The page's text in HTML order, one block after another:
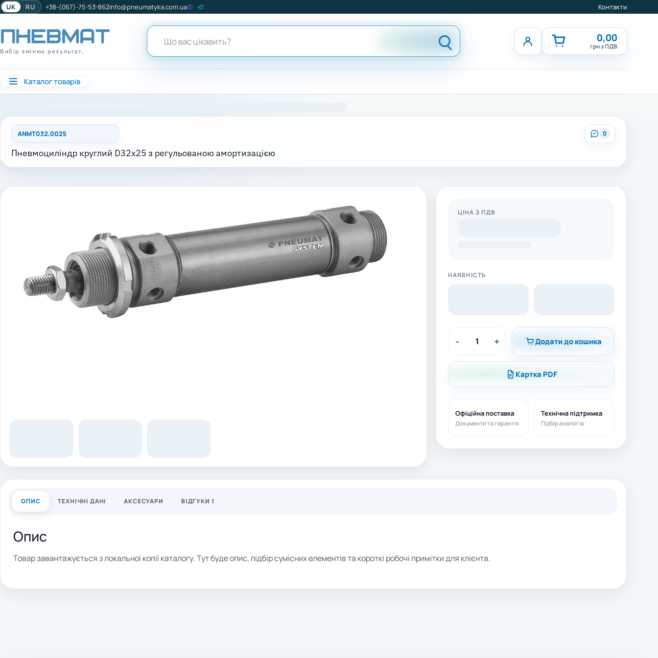
UK RU +38-(067)-75-53-862info@pneumatyka.com.ua Контакти
Вибір змінює результат.
0,00
грн з ПДВ
Каталог товарів
0
ANMT032.0025
Пневмоциліндр круглий D32x25 з регульованою амортизацією
ЦІНА З ПДВ
НАЯВНІСТЬ
- + Додати до кошика
Картка PDF
Офіційна поставка
Документи та гарантія
Технічна підтримка
Підбір аналогів
ОПИС ТЕХНІЧНІ ДАНІ АКСЕСУАРИ ВІДГУКИ 1
Опис
Товар завантажується з локальної копії каталогу. Тут буде опис, підбір сумісних елементів та короткі робочі примітки для клієнта.